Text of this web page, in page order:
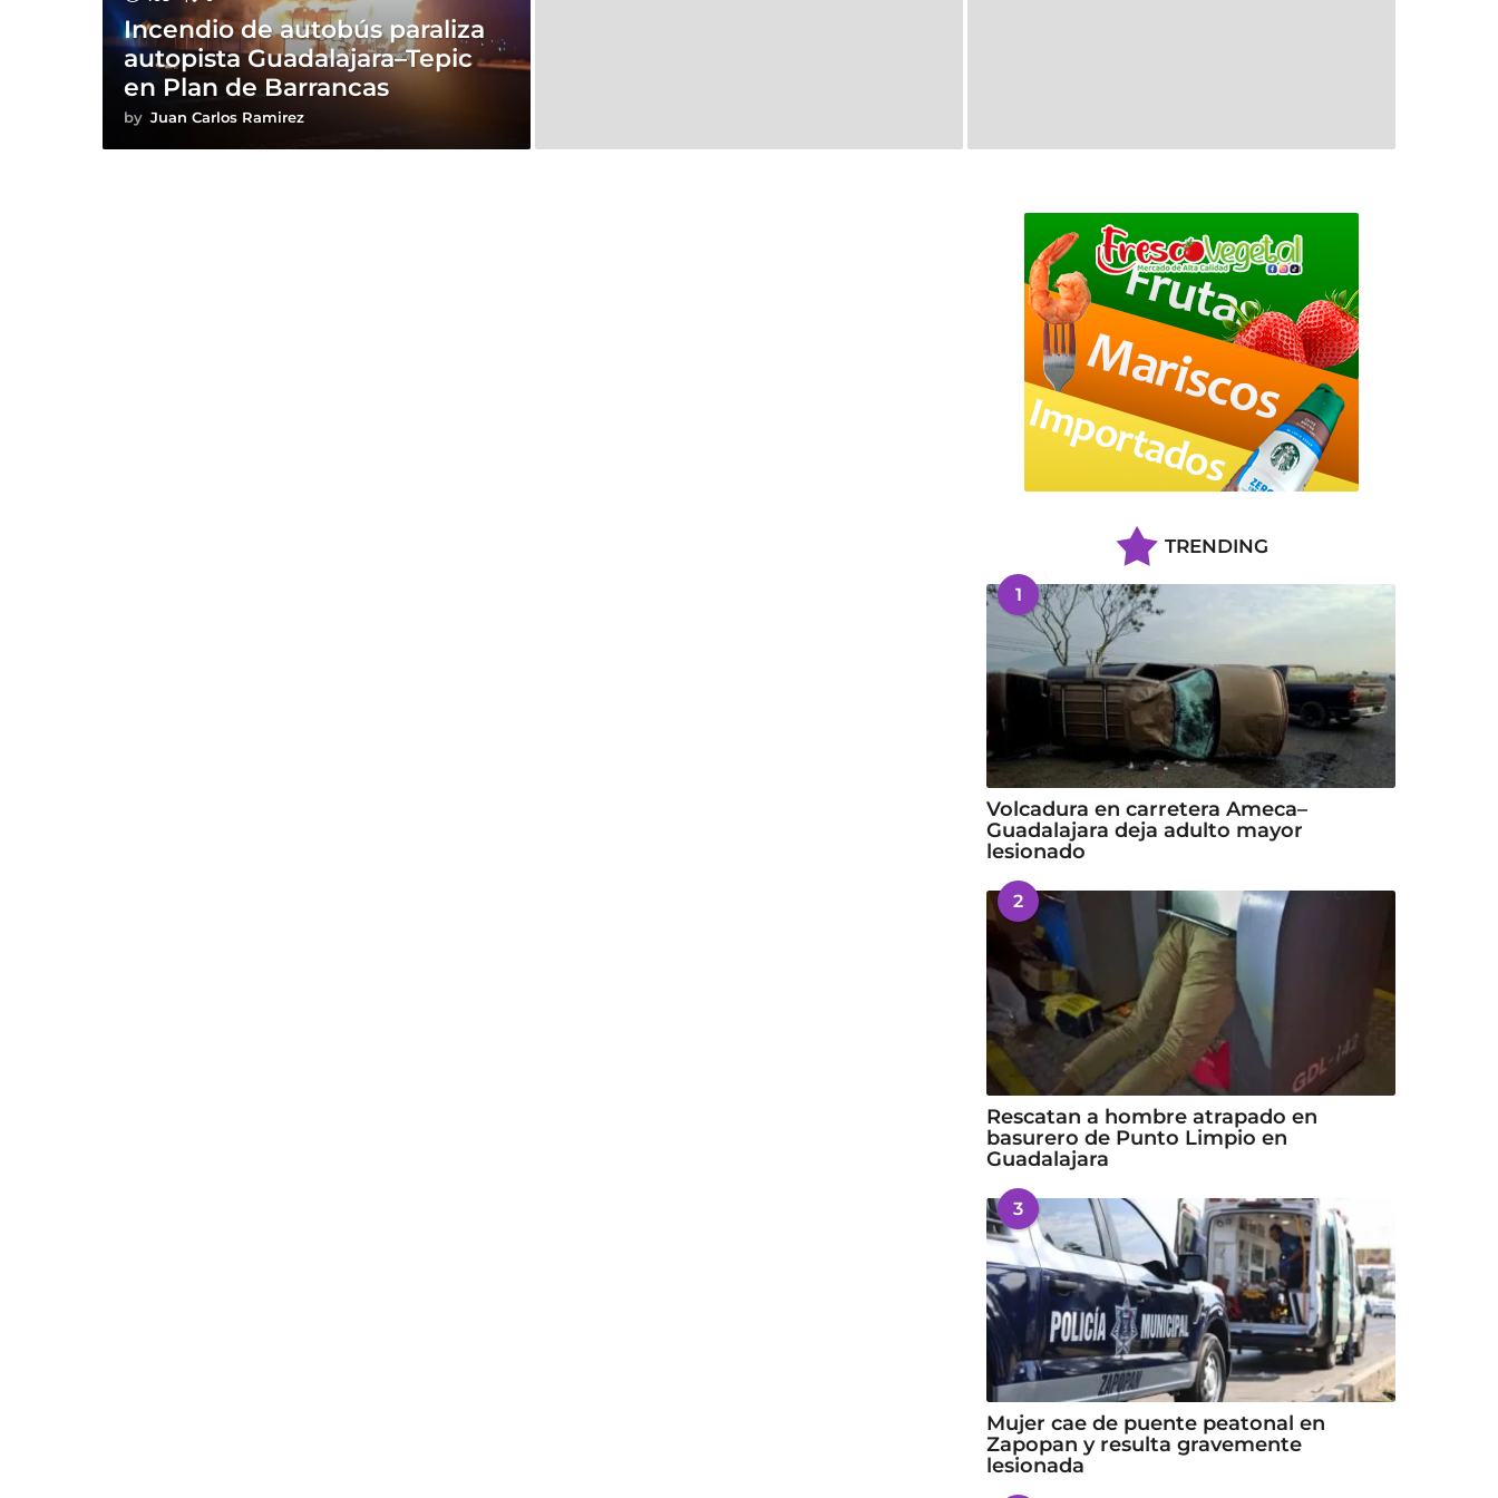
Incendio de autobús paraliza
autopista Guadalajara–Tepic
en Plan de Barrancas
by Juan Carlos Ramirez
TRENDING
1
Volcadura en carretera Ameca–
Guadalajara deja adulto mayor
lesionado
2
Rescatan a hombre atrapado en
basurero de Punto Limpio en
Guadalajara
3
Mujer cae de puente peatonal en
Zapopan y resulta gravemente
lesionada